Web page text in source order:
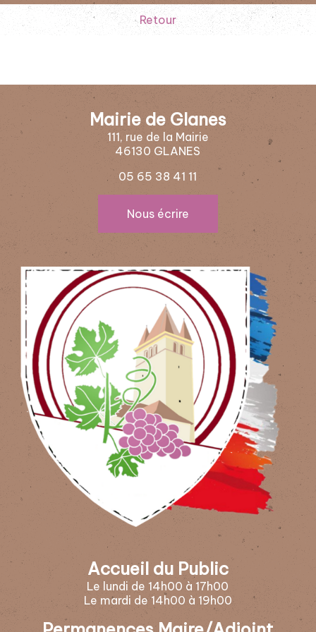
Retour
Mairie de Glanes
111, rue de la Mairie
46130 GLANES
05 65 38 41 11
Nous écrire
Accueil du Public
Le lundi de 14h00 à 17h00
Le mardi de 14h00 à 19h00